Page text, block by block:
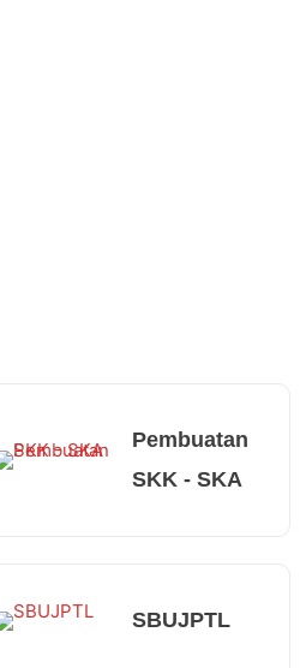
Pembuatan
SKK - SKA
SBUJPTL